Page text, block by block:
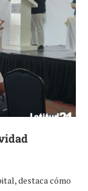
destaca cómo